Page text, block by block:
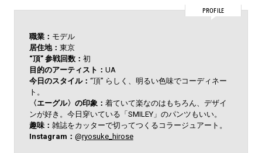
PROFILE
職業： モデル
居住地： 東京
“頂” 参戦回数： 初
目的のアーティスト： UA
今日のスタイル： “頂” らしく、明るい色味でコーディネー
ト。
〈エーグル〉の印象： 着ていて楽なのはもちろん、デザイ
ンが好き。今日穿いている「SMILEY」のパンツもいい。
趣味： 雑誌をカッターで切ってつくるコラージュアート。
Instagram： @ryosuke_hirose